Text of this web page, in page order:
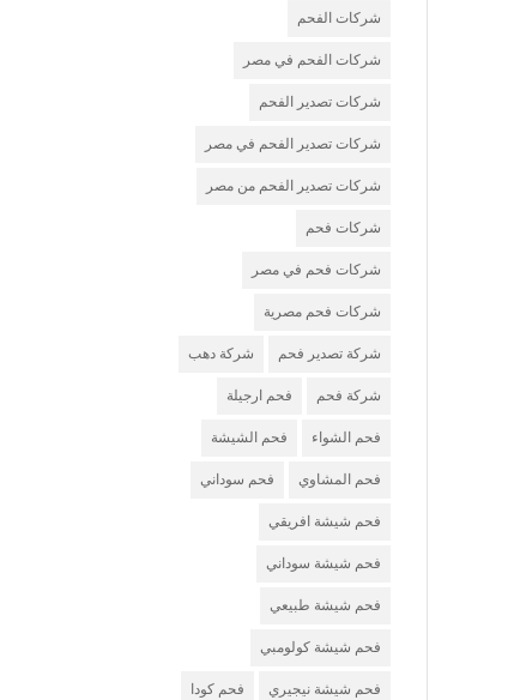
شركات الفحم
شركات الفحم في مصر
شركات تصدير الفحم
شركات تصدير الفحم في مصر
شركات تصدير الفحم من مصر
شركات فحم
شركات فحم في مصر
شركات فحم مصرية
شركة تصدير فحم شركة دهب
شركة فحم فحم ارجيلة
فحم الشواء فحم الشيشة
فحم المشاوي فحم سوداني
فحم شيشة افريقي
فحم شيشة سوداني
فحم شيشة طبيعي
فحم شيشة كولومبي
فحم شيشة نيجيري فحم كودا